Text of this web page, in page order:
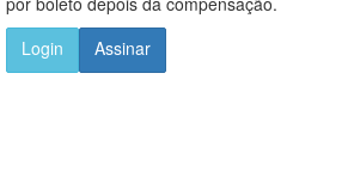
Login
Assinar